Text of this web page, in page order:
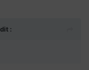
permet de me vider
moins de monde, ce
: